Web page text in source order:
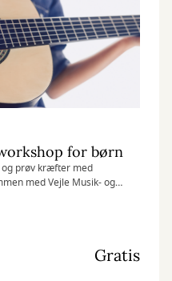
for børn
og prøv kræfter med
med Vejle Musik- og
inspirerende musikalske
Gratis